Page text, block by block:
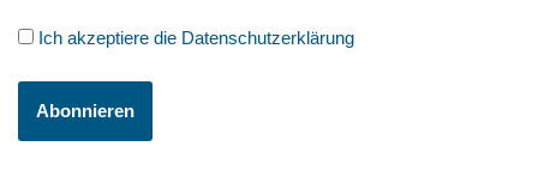
Ich akzeptiere die Datenschutzerklärung